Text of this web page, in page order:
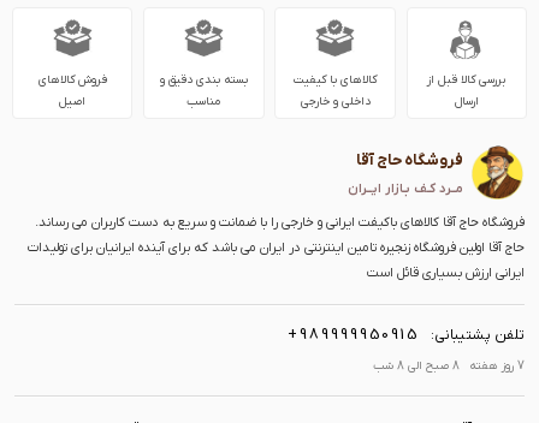
بررسی کالا قبل از
ارسال
کالاهای با کیفیت
داخلی و خارجی
بسته بندی دقیق و
مناسب
فروش کالاهای
اصیل
فروشگاه حاج آقا
مــرد کـف بـازار ایــران
فروشگاه حاج آقا کالاهای باکیفت ایرانی و خارجی را با ضمانت و سریع به دست کاربران می رساند.
حاج آقا اولین فروشگاه زنجیره تامین اینترنتی در ایران می باشد که برای آینده ایرانیان برای تولیدات
ایرانی ارزش بسیاری قائل است
تلفن پشتیبانی: +989999950915
7 روز هفته 8 صبح الی 8 شب